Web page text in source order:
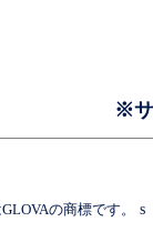
※サ
の商標です。
s